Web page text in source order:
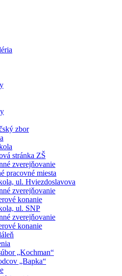
zbor
stránka ZŠ
zverejňovanie
pracovné miesta
ul. Hviezdoslavova
zverejňovanie
konanie
ul. SNP
zverejňovanie
konanie
„Kochman“
„Bapka“